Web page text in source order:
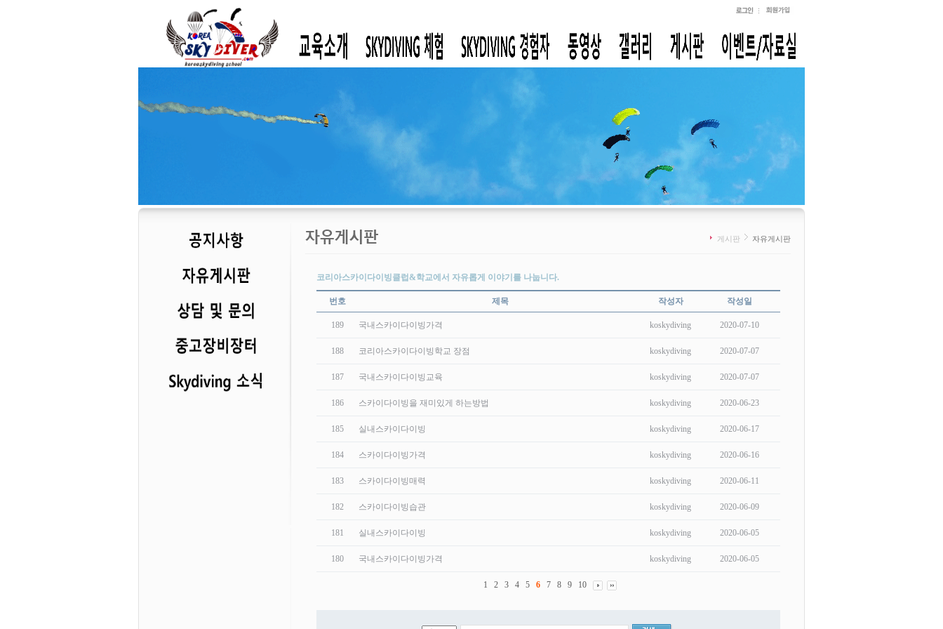
게시판 자유게시판
코리아스카이다이빙클럽&학교에서 자유롭게 이야기를 나눕니다.
번호 제목 작성자 작성일
189 국내스카이다이빙가격 koskydiving 2020-07-10
188 코리아스카이다이빙학교 장점 koskydiving 2020-07-07
187 국내스카이다이빙교육 koskydiving 2020-07-07
186 스카이다이빙을 재미있게 하는방법 koskydiving 2020-06-23
185 실내스카이다이빙 koskydiving 2020-06-17
184 스카이다이빙가격 koskydiving 2020-06-16
183 스카이다이빙매력 koskydiving 2020-06-11
182 스카이다이빙습관 koskydiving 2020-06-09
181 실내스카이다이빙 koskydiving 2020-06-05
180 국내스카이다이빙가격 koskydiving 2020-06-05
1 2 3 4 5 6 7 8 9 10